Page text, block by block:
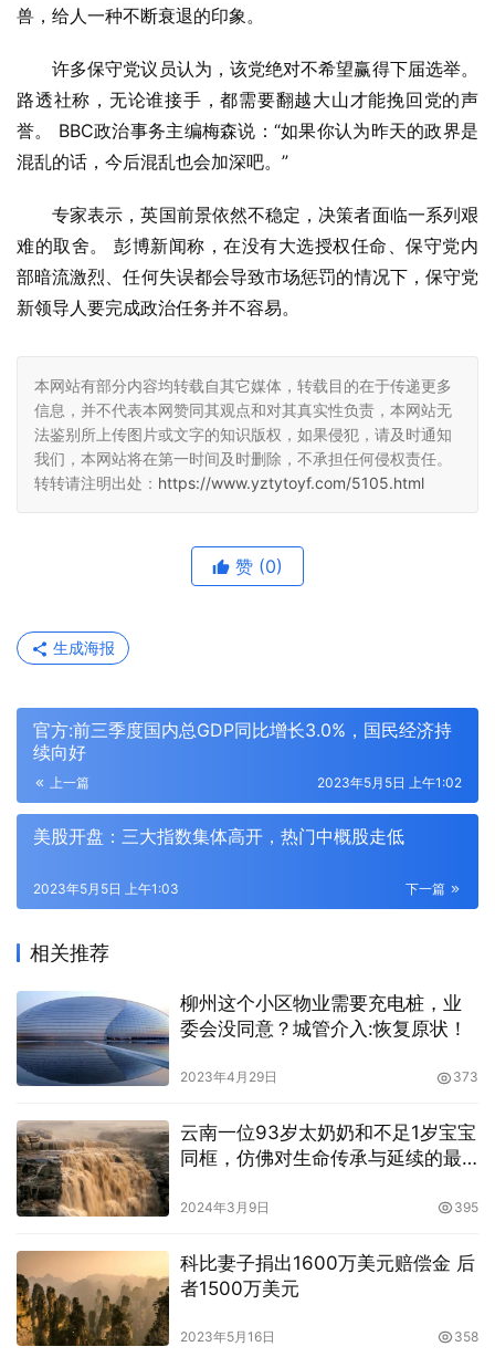
兽，给人一种不断衰退的印象。
许多保守党议员认为，该党绝对不希望赢得下届选举。
路透社称，无论谁接手，都需要翻越大山才能挽回党的声
誉。 BBC政治事务主编梅森说：“如果你认为昨天的政界是
混乱的话，今后混乱也会加深吧。”
专家表示，英国前景依然不稳定，决策者面临一系列艰
难的取舍。 彭博新闻称，在没有大选授权任命、保守党内
部暗流激烈、任何失误都会导致市场惩罚的情况下，保守党
新领导人要完成政治任务并不容易。
本网站有部分内容均转载自其它媒体，转载目的在于传递更多
信息，并不代表本网赞同其观点和对其真实性负责，本网站无
法鉴别所上传图片或文字的知识版权，如果侵犯，请及时通知
我们，本网站将在第一时间及时删除，不承担任何侵权责任。
转转请注明出处： https://www.yztytoyf.com/5105.html
赞 (0)
生成海报
官方:前三季度国内总GDP同比增长3.0%，国民经济持
续向好
上一篇 2023年5月5日 上午1:02
美股开盘：三大指数集体高开，热门中概股走低
下一篇
2023年5月5日 上午1:03
相关推荐
柳州这个小区物业需要充电桩，业
委会没同意？城管介入:恢复原状！
2023年4月29日 373
云南一位93岁太奶奶和不足1岁宝宝
同框，仿佛对生命传承与延续的最
2024年3月9日 395
科比妻子捐出1600万美元赔偿金 后
者1500万美元
2023年5月16日 358